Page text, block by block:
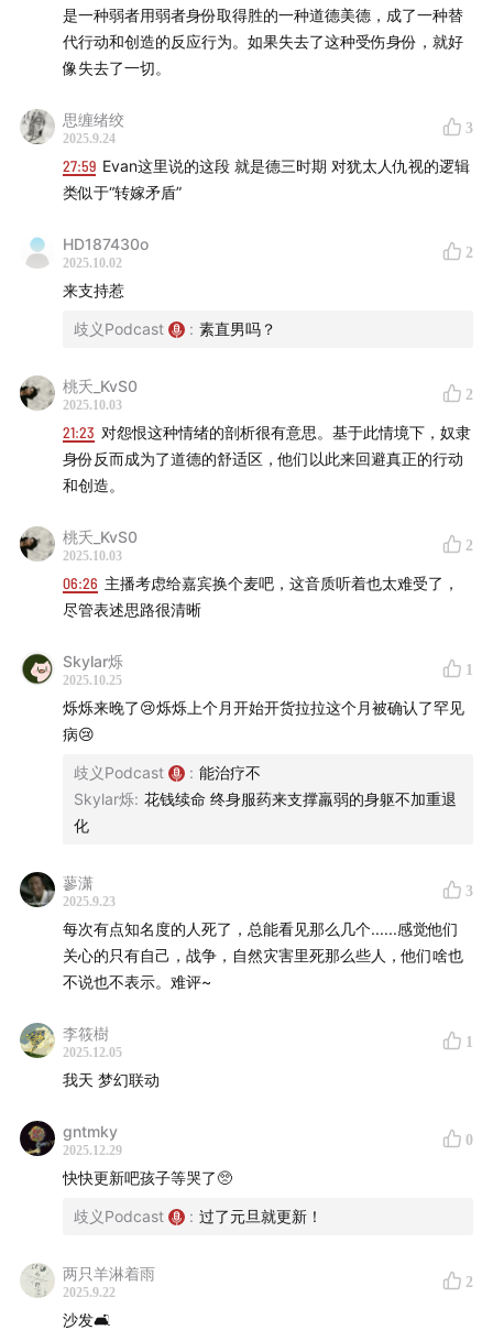
00:57:10受害者身份的不等价
01:01:56 哀悼的政治
延伸阅读：
为什么越来越多的男性认为自己是受害者？
mp.weixin.qq.com
脆弱不安的生命：暴力、哀悼与政治 mp.weixin.qq.com
mp.weixin.qq.com
本期配乐：祁紫檀 -后青年启示录
是一种弱者用弱者身份取得胜的一种道德美德，成了一种替
代行动和创造的反应行为。如果失去了这种受伤身份，就好
像失去了一切。
思缠绪绞
2025.9.24
3
27:59
Evan这里说的这段 就是德三时期 对犹太人仇视的逻辑
类似于“转嫁矛盾”
HD187430o
2025.10.02
2
来支持惹
歧义Podcast : 素直男吗？
桃夭_KvS0
2025.10.03
2
21:23 对怨恨这种情绪的剖析很有意思。基于此情境下，奴隶
身份反而成为了道德的舒适区，他们以此来回避真正的行动
和创造。
桃夭_KvS0
2025.10.03
2
06:26 主播考虑给嘉宾换个麦吧，这音质听着也太难受了，
尽管表述思路很清晰
Skylar烁
2025.10.25
1
烁烁来晚了😢烁烁上个月开始开货拉拉这个月被确认了罕见
病😢
歧义Podcast : 能治疗不
Skylar烁: 花钱续命 终身服药来支撑羸弱的身躯不加重退
化
蓼潇
2025.9.23
3
每次有点知名度的人死了，总能看见那么几个......感觉他们
关心的只有自己，战争，自然灾害里死那么些人，他们啥也
不说也不表示。难评~
李筱樹
2025.12.05
1
我天 梦幻联动
gntmky
2025.12.29
0
快快更新吧孩子等哭了🥺
歧义Podcast : 过了元旦就更新！
两只羊淋着雨
2025.9.22
2
沙发🛋